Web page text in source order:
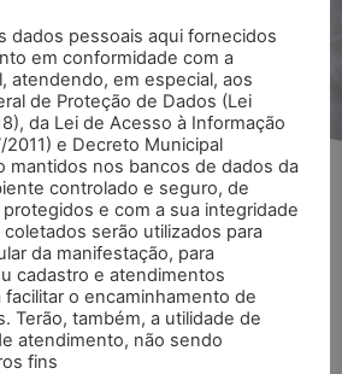
Previsto
15:46
dados pessoais aqui fornecidos
em conformidade com a
atendendo, em especial, aos
de Proteção de Dados (Lei
da Lei de Acesso à Informação
2011) e Decreto Municipal
mantidos nos bancos de dados da
controlado e seguro, de
e com a sua integridade
serão utilizados para
da manifestação, para
cadastro e atendimentos
o encaminhamento de
Terão, também, a utilidade de
atendimento, não sendo
fins